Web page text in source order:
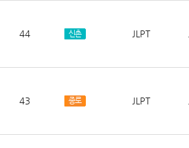
44 신촌 JLPT
43 종로 JLPT